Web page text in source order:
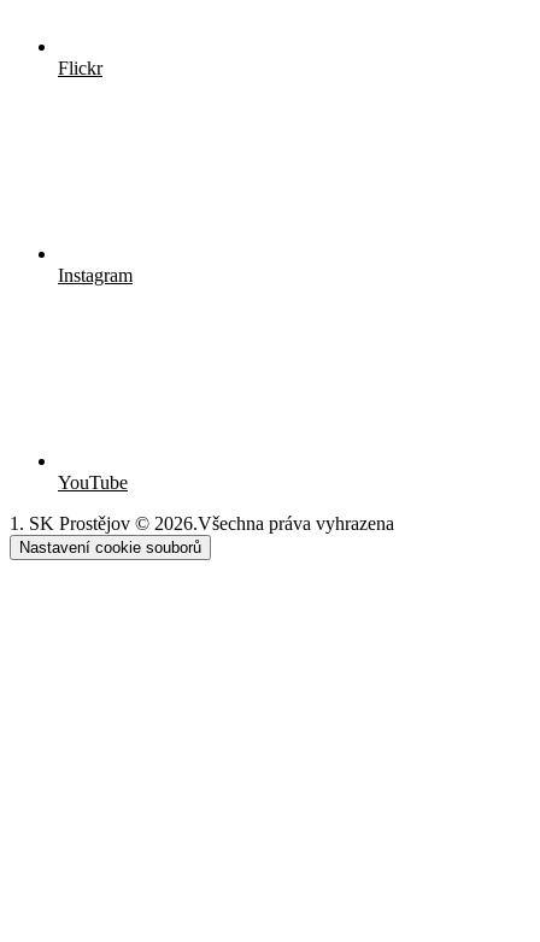
Flickr
Instagram
YouTube
1. SK Prostějov © 2026.Všechna práva vyhrazena
Nastavení cookie souborů